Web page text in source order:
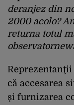
deranjez din
2000 acolo?
returna totul
că accesarea
și furnizarea